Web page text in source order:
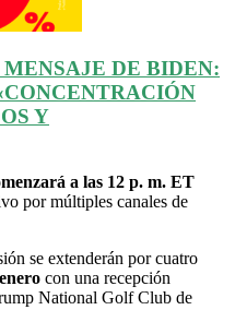
DE BIDEN:
Y
a las 12 p. m. ET
por múltiples canales de
se extenderán por cuatro
con una recepción
National Golf Club de